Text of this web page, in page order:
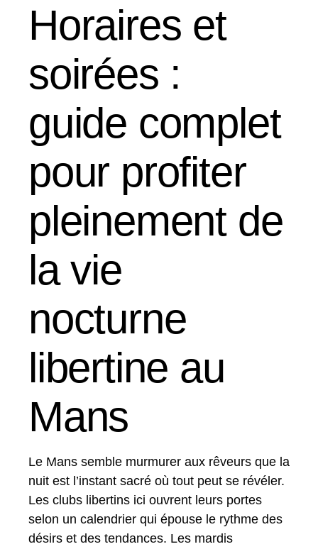
Horaires et
soirées :
guide complet
pour profiter
pleinement de
la vie
nocturne
libertine au
Mans
Le Mans semble murmurer aux rêveurs que la
nuit est l’instant sacré où tout peut se révéler.
Les clubs libertins ici ouvrent leurs portes
selon un calendrier qui épouse le rythme des
désirs et des tendances. Les mardis